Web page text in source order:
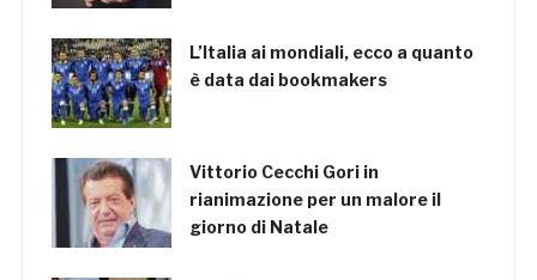
L’Italia ai mondiali, ecco a quanto
è data dai bookmakers
Vittorio Cecchi Gori in
rianimazione per un malore il
giorno di Natale